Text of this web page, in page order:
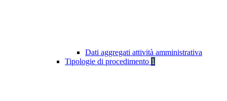
Dati aggregati attività amministrativa
Tipologie di procedimento 1